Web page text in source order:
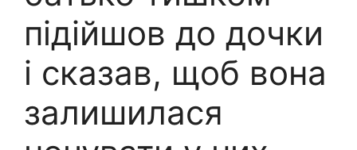
підійшов до дочки
і сказав, щоб вона
залишилася